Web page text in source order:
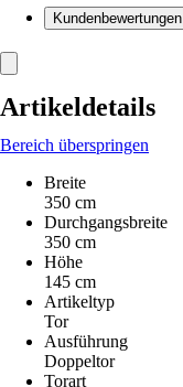
Kundenbewertungen
Artikeldetails
Bereich überspringen
Breite
350 cm
Durchgangsbreite
350 cm
Höhe
145 cm
Artikeltyp
Tor
Ausführung
Doppeltor
Torart